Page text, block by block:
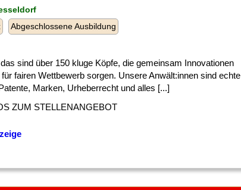
Abgeschlossene Ausbildung
sind über 150 kluge Köpfe, die gemeinsam Innovationen
fairen Wettbewerb sorgen. Unsere Anwält:innen sind echte
Marken, Urheberrecht und alles [...]
ZUM STELLENANGEBOT